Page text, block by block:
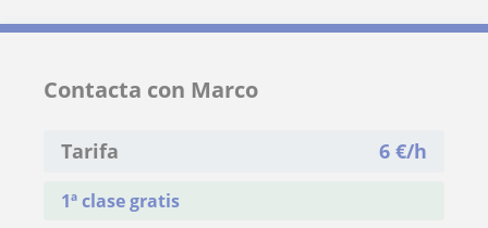
Contacta con Marco
Tarifa 6 €/h
1ª clase gratis